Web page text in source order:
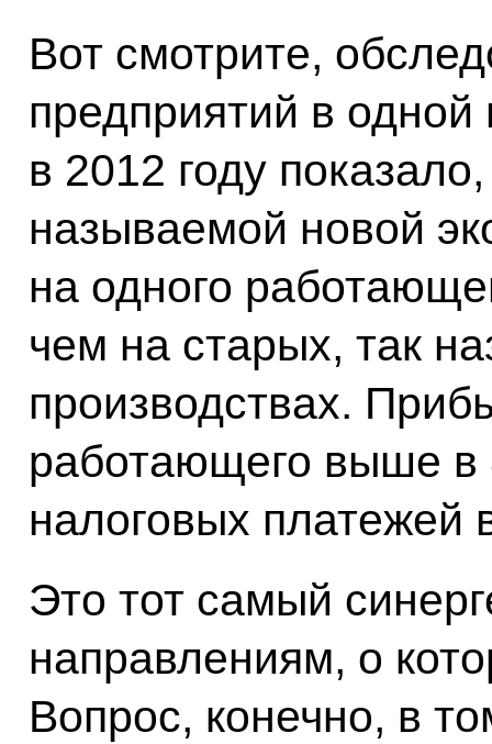
Вот смотрите,
предприятий в одной
в 2012 году
называемой новой
на одного
чем на старых, так
производствах.
работающего выше в
налоговых платежей
Это тот самый
направлениям, о
Вопрос, конечно, в